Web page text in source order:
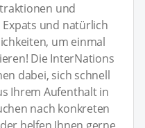
und
und natürlich
um einmal
Die InterNations
dabei, sich schnell
Ihrem Aufenthalt in
nach konkreten